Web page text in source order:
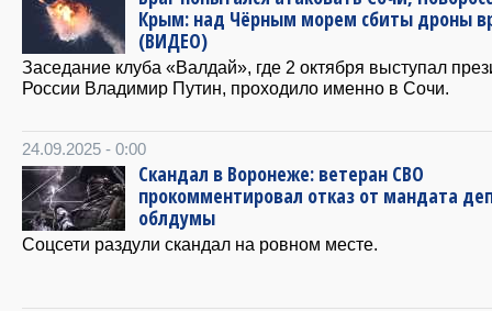
Крым: над Чёрным морем сбиты дроны
(ВИДЕО)
Заседание клуба «Валдай», где 2 октября выступал
России Владимир Путин, проходило именно в Сочи.
24.09.2025 - 0:00
Скандал в Воронеже: ветеран СВО
прокомментировал отказ от мандата
облдумы
Соцсети раздули скандал на ровном месте.